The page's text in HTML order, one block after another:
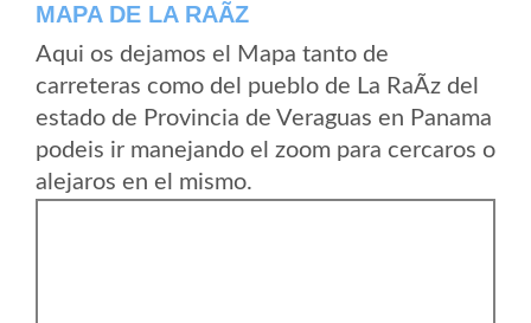
MAPA DE LA RAÃ­Z
Aqui os dejamos el Mapa tanto de
carreteras como del pueblo de La RaÃ­z del
estado de Provincia de Veraguas en Panama
podeis ir manejando el zoom para cercaros o
alejaros en el mismo.